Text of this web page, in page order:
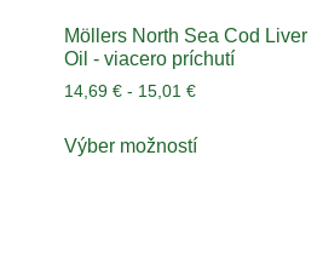
Möllers North Sea Cod Liver
Oil - viacero príchutí
14,69 € - 15,01 €
Výber možností